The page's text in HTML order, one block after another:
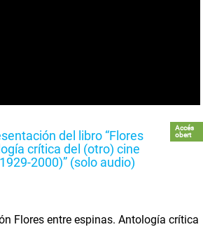
del libro “Flores
crítica del (otro) cine
2000)” (solo audio)
Accés
obert
Flores entre espinas. Antología crítica